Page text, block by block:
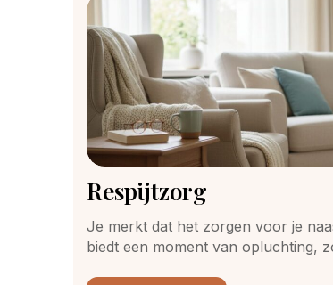
Respijtzorg
Je merkt dat het zorgen voor je
biedt een moment van opluchting,